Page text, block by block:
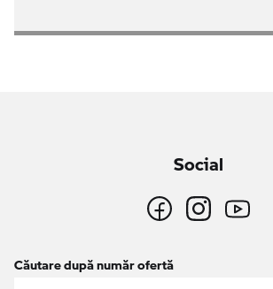
Social
Căutare după număr ofertă